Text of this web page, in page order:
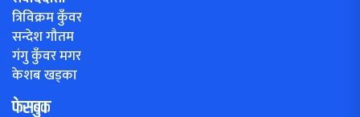
त्रिविक्रम कुँवर
सन्देश गौतम
गंगु कुँवर मगर
केशब खड्का
फेसबुक